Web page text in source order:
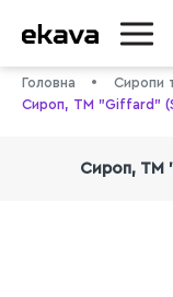
Головна Сиропи
Сироп, ТМ "Giffard"
Сироп, ТМ